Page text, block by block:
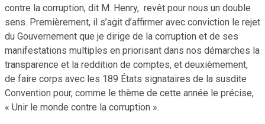
contre la corruption, dit M. Henry, revêt pour nous un double
sens. Premièrement, il s’agit d’affirmer avec conviction le rejet
du Gouvernement que je dirige de la corruption et de ses
manifestations multiples en priorisant dans nos démarches la
transparence et la reddition de comptes, et deuxièmement,
de faire corps avec les 189 États signataires de la susdite
Convention pour, comme le thème de cette année le précise,
« Unir le monde contre la corruption ».